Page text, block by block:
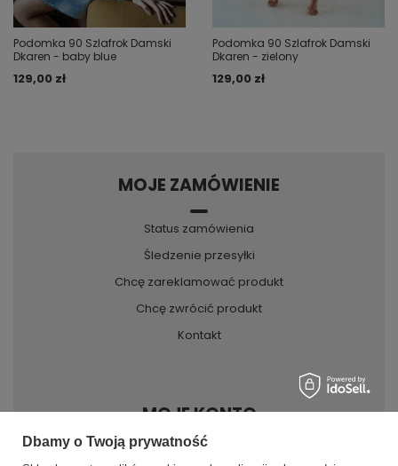
Podomka 90 Szlafrok Damski
Dkaren - baby blue
129,00 zł
Podomka 90 Szlafrok Damski
Dkaren - zielony
129,00 zł
MOJE ZAMÓWIENIE
Status zamówienia
Śledzenie przesyłki
Chcę zareklamować produkt
Chcę zwrócić produkt
Kontakt
MOJE KONTO
Dbamy o Twoją prywatność